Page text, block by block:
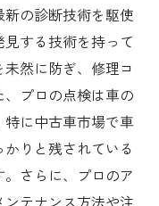
の診断技術を駆使
する技術を持って
然に防ぎ、修理コ
プロの点検は車の
に中古車市場で車
りと残されている
さらに、プロのア